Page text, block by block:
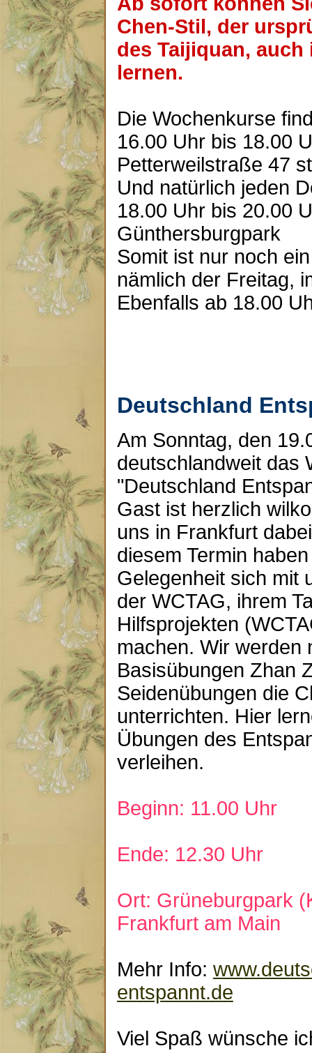
Chen-Stil, der
des Taijiquan,
lernen.
Die Wochenkurse
16.00 Uhr bis 18.00
Petterweilstraße 47
Und natürlich jeden
18.00 Uhr bis 20.00
Günthersburgpark
Somit ist nur noch
nämlich der Freitag,
Ebenfalls ab 18.00
Deutschland
Am Sonntag, den
deutschlandweit das
"Deutschland
Gast ist herzlich
uns in Frankfurt
diesem Termin
Gelegenheit sich mit
der WCTAG, ihrem
Hilfsprojekten
machen. Wir werden
Basisübungen Zhan
Seidenübungen die
unterrichten. Hier
Übungen des
verleihen.
Beginn: 11.00 Uhr
Ende: 12.30 Uhr
Ort: Grüneburgpark
Frankfurt am Main
Mehr Info:
entspannt.de
Viel Spaß wünsche